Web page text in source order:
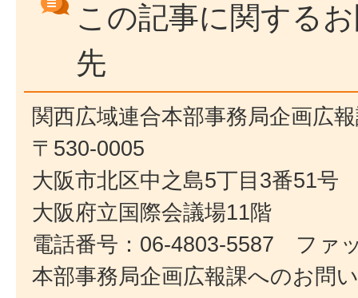
この記事に関する
先
関西広域連合本部事務局企画広
〒530-0005
大阪市北区中之島5丁目3番51号
大阪府立国際会議場11階
電話番号：06-4803-5587 ファ
本部事務局企画広報課へのお問